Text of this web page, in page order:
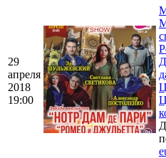
29
апреля
2018
19:00